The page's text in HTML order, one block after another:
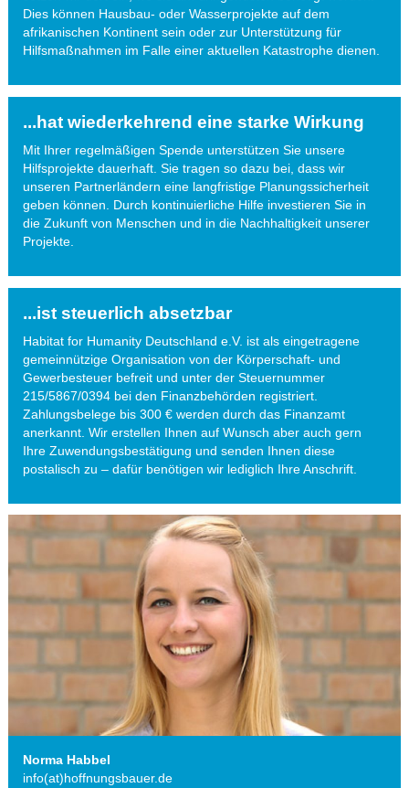
Dies können Hausbau- oder Wasserprojekte auf dem
afrikanischen Kontinent sein oder zur Unterstützung für
Hilfsmaßnahmen im Falle einer aktuellen Katastrophe dienen.
...hat wiederkehrend eine starke Wirkung
Mit Ihrer regelmäßigen Spende unterstützen Sie unsere
Hilfsprojekte dauerhaft. Sie tragen so dazu bei, dass wir
unseren Partnerländern eine langfristige Planungssicherheit
geben können. Durch kontinuierliche Hilfe investieren Sie in
die Zukunft von Menschen und in die Nachhaltigkeit unserer
Projekte.
...ist steuerlich absetzbar
Habitat for Humanity Deutschland e.V. ist als eingetragene
gemeinnützige Organisation von der Körperschaft- und
Gewerbesteuer befreit und unter der Steuernummer
215/5867/0394 bei den Finanzbehörden registriert.
Zahlungsbelege bis 300 € werden durch das Finanzamt
anerkannt. Wir erstellen Ihnen auf Wunsch aber auch gern
Ihre Zuwendungsbestätigung und senden Ihnen diese
postalisch zu – dafür benötigen wir lediglich Ihre Anschrift.
Norma Habbel
info(at)hoffnungsbauer.de